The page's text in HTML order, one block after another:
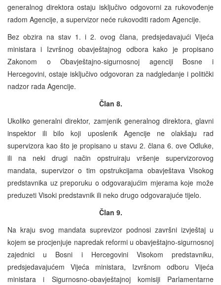
generalnog direktora ostaju isključivo odgovorni za rukovođenje
radom Agencije, a supervizor neće rukovoditi radom Agencije.
Bez obzira na stav 1. i 2. ovog člana, predsjedavajući Vijeća
ministara i Izvršnog obavještajnog odbora kako je propisano
Zakonom o Obavještajno-sigurnosnoj agenciji Bosne i
Hercegovini, ostaje isključivo odgovoran za nadgledanje i politički
nadzor rada Agencije.
Član 8.
Ukoliko generalni direktor, zamjenik generalnog direktora, glavni
inspektor ili bilo koji uposlenik Agencije ne olakšaju rad
supervizora kao što je propisano u stavu 2. člana 6. ove Odluke,
ili na neki drugi način opstruiraju vršenje supervizorovog
mandata, supervizor o tim opstrukcijama obavještava Visokog
predstavnika uz preporuku o odgovarajućim mjerama koje može
preduzeti Visoki predstavnik ili neko drugo odgovarajuće tijelo.
Član 9.
Na kraju svog mandata suprevizor podnosi završni izvještaj u
kojem se procjenjuje napredak reformi u obavještajno-sigurnosnoj
zajednici u Bosni i Hercegovini Visokom predstavniku,
predsjedavajućem Vijeća ministara, Izvršnom odboru Vijeća
ministara i Sigurnosno-obavještajnoj komisiji Parlamentarne